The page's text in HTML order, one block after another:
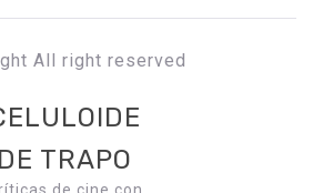
All right reserved
DE TRAPO